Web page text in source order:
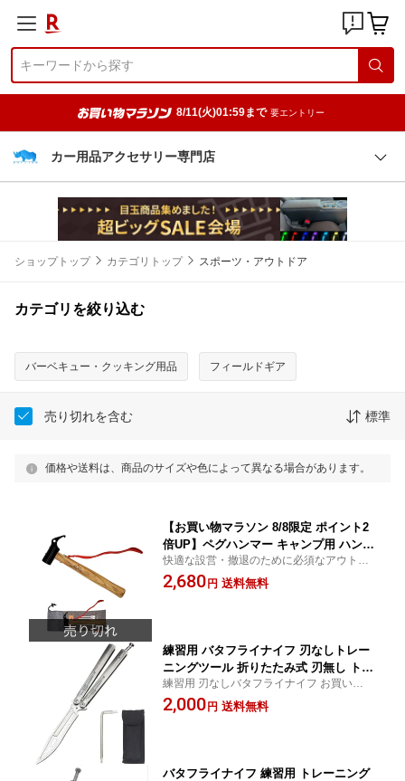
8/11(火)01:59まで 要エントリー
カー用品アクセサリー専門店
ショップトップ カテゴリトップ スポーツ・アウトドア
カテゴリを絞り込む
バーベキュー・クッキング用品 フィールドギア
売り切れを含む 標準
価格や送料は、商品のサイズや色によって異なる場合があります。
【お買い物マラソン 8/8限定 ポイント2
倍UP】ペグハンマー キャンプ用 ハンマ
ー アウトドア ハンマー 安全ベルト付
収納袋付 タープ設営グッズ テントアク
快適な設営・撤退のために必須なアウトド
ア ペグハンマー キャンプ 場や河原等の硬
い地面にもテントやタープを確実に固定で
2,680 円 送料無料
練習用 バタフライナイフ 刃なしトレー
ニングツール 折りたたみ式 刃無し トレ
ーニング用 調整レンチ付き アウトドア
ナイフ エンジョイ サマー 送料無料 e2
練習用 刃なしバタフライナイフ お買い物マ
ラソン スーパーSALE
2,000 円 送料無料
バタフライナイフ 練習用 トレーニング